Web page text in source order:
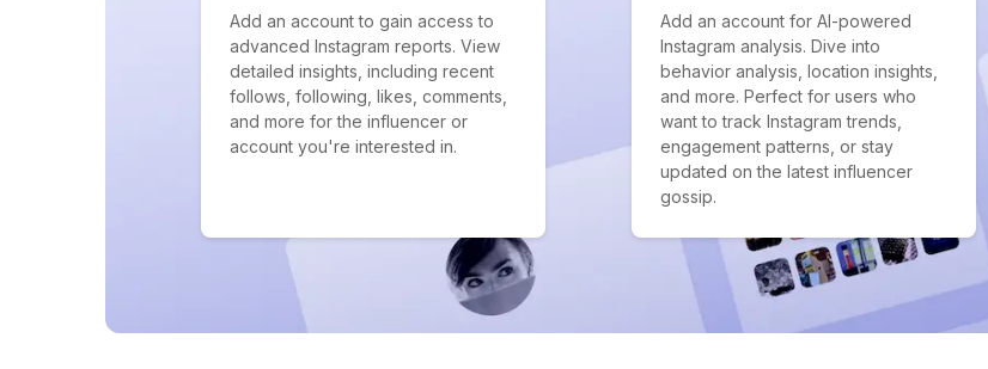
Add an account to gain access to
advanced Instagram reports. View
detailed insights, including recent
follows, following, likes, comments,
and more for the influencer or
account you're interested in.
Add an account for AI-powered
Instagram analysis. Dive into
behavior analysis, location insights,
and more. Perfect for users who
want to track Instagram trends,
engagement patterns, or stay
updated on the latest influencer
gossip.